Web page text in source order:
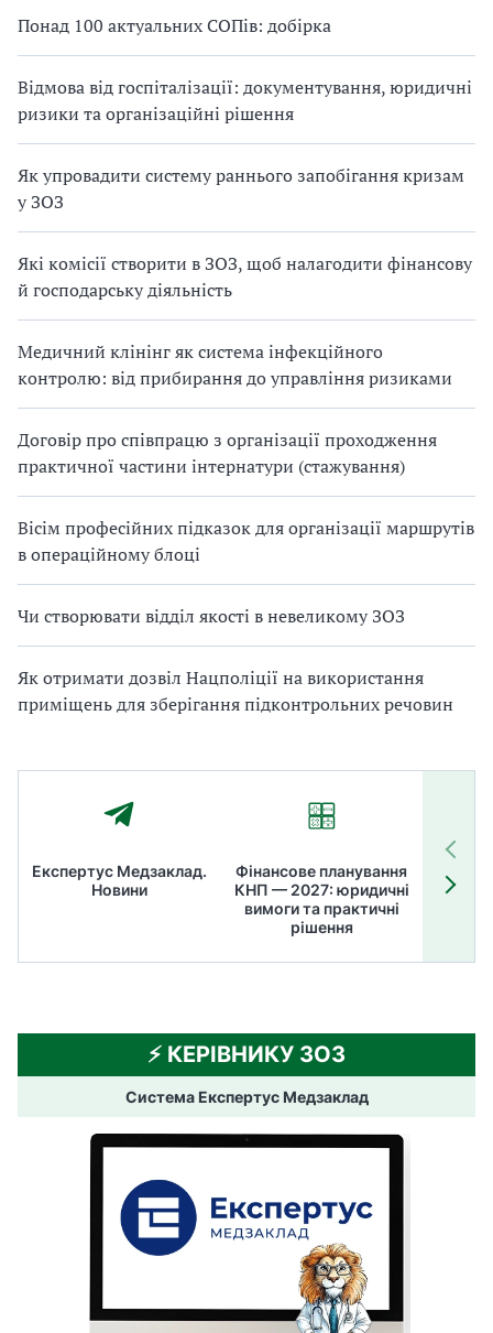
Понад 100 актуальних СОПів: добірка
Відмова від госпіталізації: документування, юридичні
ризики та організаційні рішення
Як упровадити систему раннього запобігання кризам
у ЗОЗ
Які комісії створити в ЗОЗ, щоб налагодити фінансову
й господарську діяльність
Медичний клінінг як система інфекційного
контролю: від прибирання до управління ризиками
Договір про співпрацю з організації проходження
практичної частини інтернатури (стажування)
Вісім професійних підказок для організації маршрутів
в операційному блоці
Чи створювати відділ якості в невеликому ЗОЗ
Як отримати дозвіл Нацполіції на використання
приміщень для зберігання підконтрольних речовин
Експертус Медзаклад.
Новини
Фінансове планування
КНП — 2027: юридичні
вимоги та практичні
рішення
⚡️ КЕРІВНИКУ ЗОЗ
Система Експертус Медзаклад